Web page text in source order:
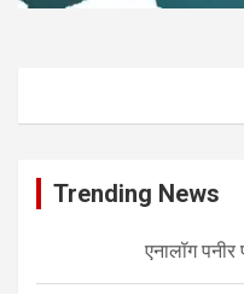
Trending News
एनालॉग